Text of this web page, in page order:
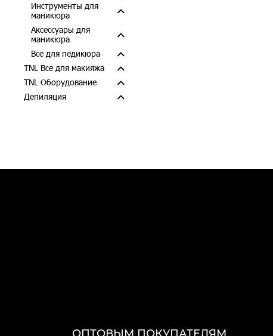
Инструменты для
маникюра
Аксессуары для
маникюра
Все для педикюра
TNL Все для макияжа
TNL Оборудование
Депиляция